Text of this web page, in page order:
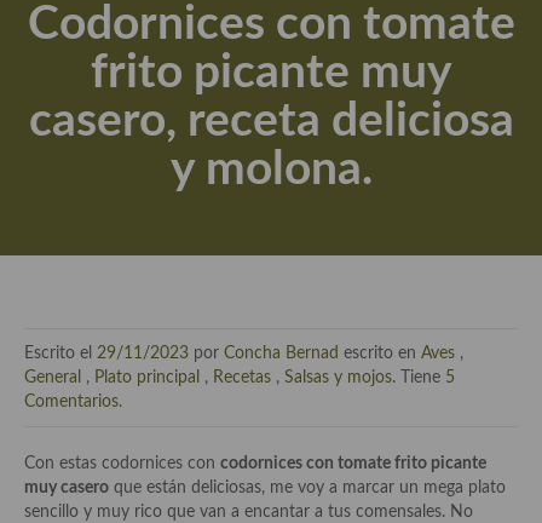
Apuntes, estudios sobre temas interesantes e importantes
Aceite de Oliva Virgen Extra (AOVE)
Recetas maridadas con los mejores AOVES
Flores en la cocina recetas
En la mesa: menaje, vajilla, técnicas de emplatado, decoración
Historia de la gastronomía, platos celebres, cocineros, críticos,
historias culinarias y otras cosas
Codornices con tomate
frito picante muy
casero, receta deliciosa
y molona.
Escrito el 29/11/2023 por Concha Bernad escrito en Aves ,
General
, Plato principal , Recetas , Salsas y mojos. Tiene 5
Comentarios.
Con estas codornices con codornices con tomate frito picante
muy casero que están deliciosas, me voy a marcar un mega plato
sencillo y muy rico que van a encantar a tus comensales. No